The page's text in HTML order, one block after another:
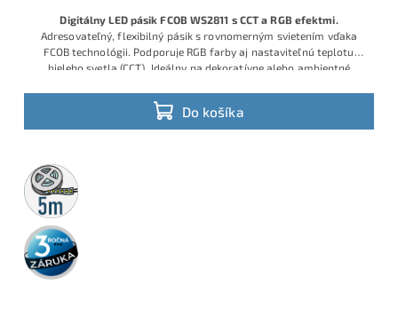
Do košíka
Digitálny LED pásik FCOB WS2811 s CCT a RGB efektmi.
Adresovateľný, flexibilný pásik s rovnomerným svietením vďaka
FCOB technológii. Podporuje RGB farby aj nastaviteľnú teplotu
bieleho svetla (CCT). Ideálny na dekoratívne alebo ambientné
K1000C). Napájanie 12 V, zaliate čipy, dĺžka 5 m.
5m
rolka
3 roky
záruka